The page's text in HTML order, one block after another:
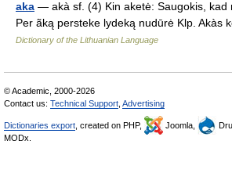
aka — akà sf. (4) Kin aketė: Saugokis, kad
Per ãką persteke lydeką nudūrė Klp. Akàs
Dictionary of the Lithuanian Language
© Academic, 2000-2026
Contact us: Technical Support Advertising
Dictionaries export , created on PHP, Joomla,
MODx.